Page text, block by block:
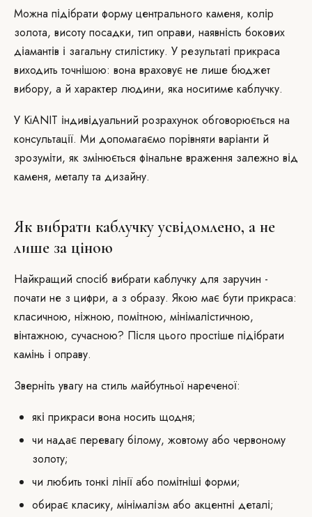
Можна підібрати форму центрального каменя, колір
золота, висоту посадки, тип оправи, наявність бокових
діамантів і загальну стилістику. У результаті прикраса
виходить точнішою: вона враховує не лише бюджет
вибору, а й характер людини, яка носитиме каблучку.
У KiANIT індивідуальний розрахунок обговорюється на
консультації. Ми допомагаємо порівняти варіанти й
зрозуміти, як змінюється фінальне враження залежно від
каменя, металу та дизайну.
Як вибрати каблучку усвідомлено, а не
лише за ціною
Найкращий спосіб вибрати каблучку для заручин -
почати не з цифри, а з образу. Якою має бути прикраса:
класичною, ніжною, помітною, мінімалістичною,
вінтажною, сучасною? Після цього простіше підібрати
камінь і оправу.
Зверніть увагу на стиль майбутньої нареченої:
які прикраси вона носить щодня;
чи надає перевагу білому, жовтому або червоному
золоту;
чи любить тонкі лінії або помітніші форми;
обирає класику, мінімалізм або акцентні деталі;